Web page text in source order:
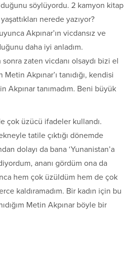
söylüyordu. 2 kamyon kitap
nerede yazıyor?
Akpınar’ın vicdansız ve
daha iyi anladım.
sonra zaten vicdanı olsaydı bizi el
Akpınar’ı tanıdığı, kendisi
Akpınar tanımadım. Beni büyük
çok üzücü ifadeler kullandı.
tatile çıktığı dönemde
dolayı da bana ‘Yunanistan’a
ananı gördüm ona da
hem çok üzüldüm hem de çok
kaldıramadım. Bir kadın için bu
Metin Akpınar böyle bir